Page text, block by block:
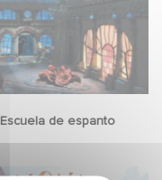
Escuela de espanto